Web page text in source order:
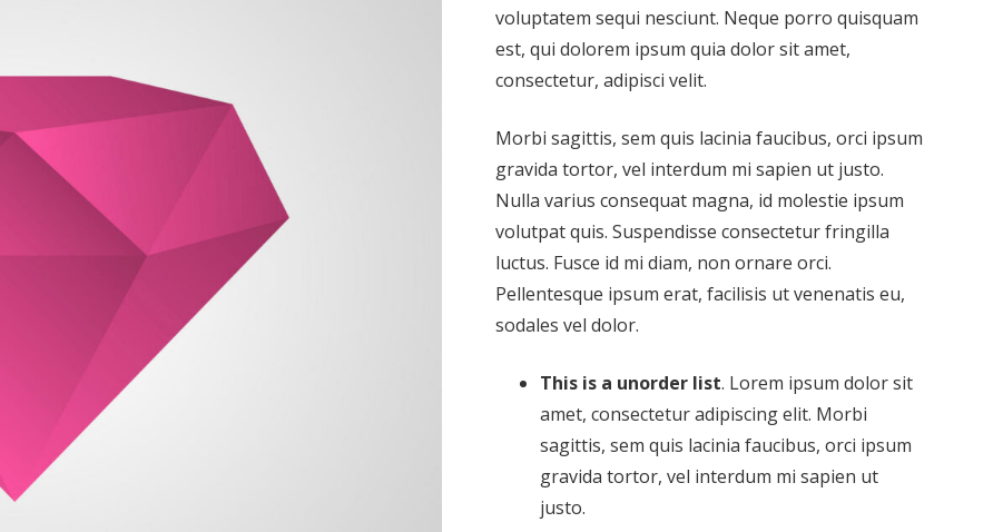
voluptatem sequi nesciunt. Neque porro quisquam
est, qui dolorem ipsum quia dolor sit amet,
consectetur, adipisci velit.
Morbi sagittis, sem quis lacinia faucibus, orci ipsum
gravida tortor, vel interdum mi sapien ut justo.
Nulla varius consequat magna, id molestie ipsum
volutpat quis. Suspendisse consectetur fringilla
luctus. Fusce id mi diam, non ornare orci.
Pellentesque ipsum erat, facilisis ut venenatis eu,
sodales vel dolor.
This is a unorder list. Lorem ipsum dolor sit
amet, consectetur adipiscing elit. Morbi
sagittis, sem quis lacinia faucibus, orci ipsum
gravida tortor, vel interdum mi sapien ut
justo.